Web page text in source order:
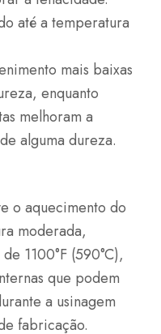
até a temperatura
mais baixas
enquanto
melhoram a
alguma dureza.
o aquecimento do
moderada,
1100°F (590°C),
que podem
a usinagem
fabricação.